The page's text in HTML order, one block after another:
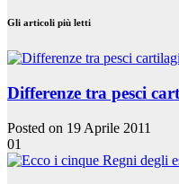
Gli articoli più letti
Differenze tra pesci
Posted on 19 Aprile 2011
01